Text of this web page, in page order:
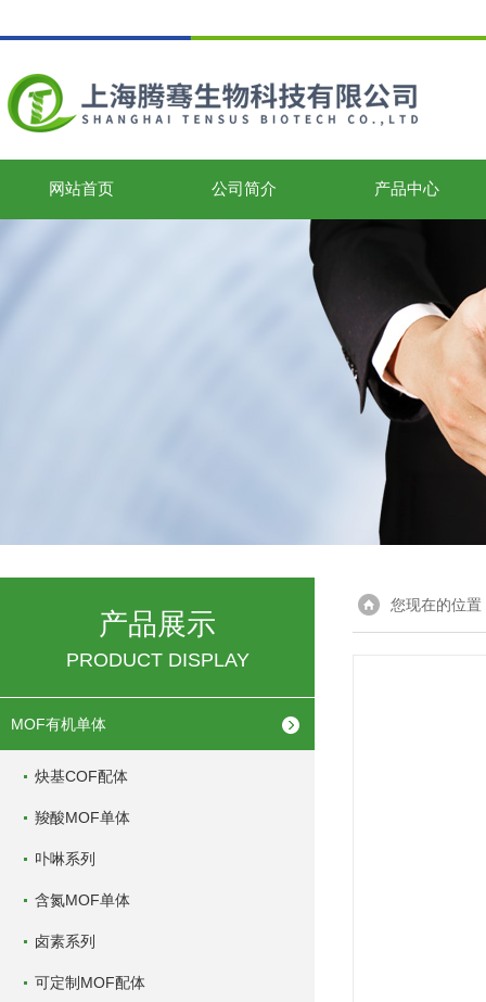
网站首页 公司简介 产品中心
产品展示
PRODUCT DISPLAY
MOF有机单体
炔基COF配体
羧酸MOF单体
卟啉系列
含氮MOF单体
卤素系列
可定制MOF配体
您现在的位置